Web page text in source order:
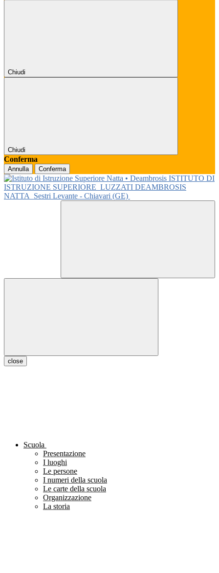
Chiudi
Chiudi
Conferma
Annulla Conferma
ISTITUTO DI
ISTRUZIONE SUPERIORE LUZZATI DEAMBROSIS
NATTA
Sestri Levante - Chiavari (GE)
close
Scuola
Presentazione
I luoghi
Le persone
I numeri della scuola
Le carte della scuola
Organizzazione
La storia